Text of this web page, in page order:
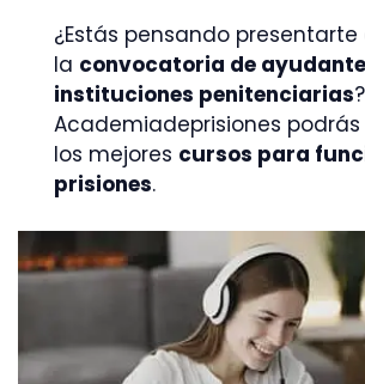
¿Estás pensando presentarte
la convocatoria de
instituciones penitenciarias
Academiadeprisiones
los mejores cursos para
prisiones.